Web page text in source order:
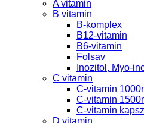
A vitamin
B vitamin
B-komplex
B12-vitamin
B6-vitamin
Folsav
Inozitol, Myo-
C vitamin
C-vitamin
C-vitamin
C-vitamin
D vitamin